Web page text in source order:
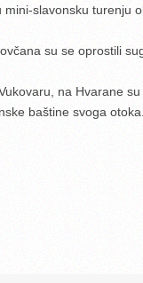
slavonsku turenju
su se oprostili
na Hvarane su
baštine svoga otoka.